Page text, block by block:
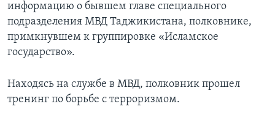
информацию о бывшем главе специального
подразделения МВД Таджикистана, полковнике,
примкнувшем к группировке «Исламское
государство».
Находясь на службе в МВД, полковник прошел
тренинг по борьбе с терроризмом.